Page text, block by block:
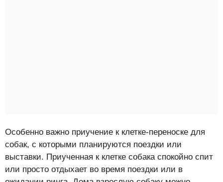
Особенно важно приучение к клетке-переноске для
собак, с которыми планируются поездки или
выставки. Приученная к клетке собака спокойно спит
или просто отдыхает во время поездки или в